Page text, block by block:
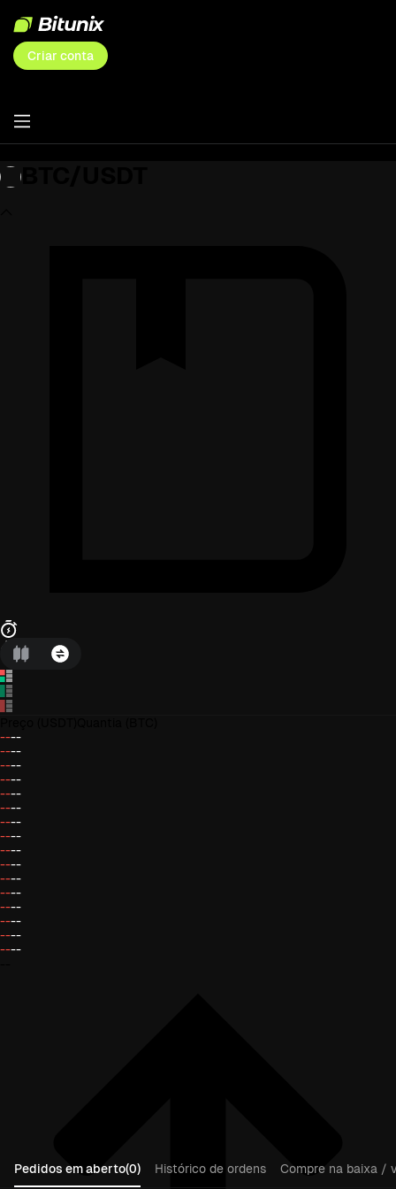
Criar conta
----
----
----
----
----
----
----
----
----
----
----
----
----
----
----
----
Pedidos em aberto(0) Histórico de ordens
Compre na baixa /